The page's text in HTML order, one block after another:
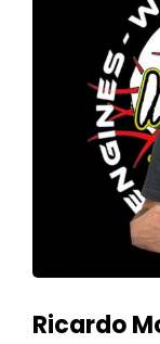
Ricardo